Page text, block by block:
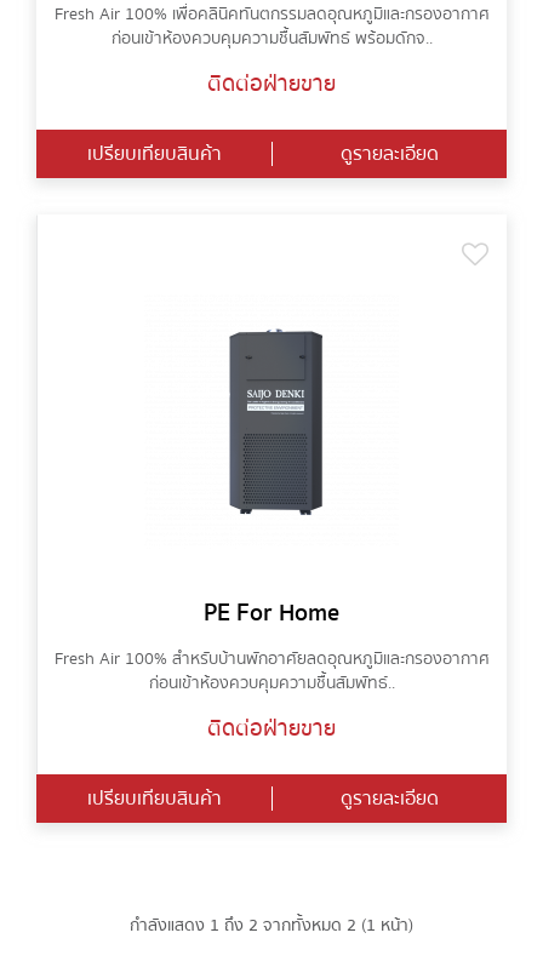
Fresh Air 100% เพื่อคลินิคทันตกรรมลดอุณหภูมิและกรองอากาศ
ก่อนเข้าห้องควบคุมความชื้นสัมพัทธ์ พร้อมดักจ..
ติดต่อฝ่ายขาย
เปรียบเทียบสินค้า ดูรายละเอียด
PE For Home
Fresh Air 100% สำหรับบ้านพักอาศัยลดอุณหภูมิและกรองอากาศ
ก่อนเข้าห้องควบคุมความชื้นสัมพัทธ์ ..
ติดต่อฝ่ายขาย
เปรียบเทียบสินค้า ดูรายละเอียด
กำลังแสดง 1 ถึง 2 จากทั้งหมด 2 (1 หน้า)